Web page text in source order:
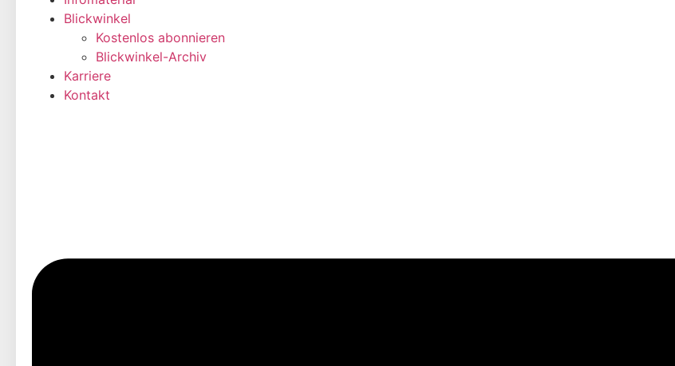
Blickwinkel
Kostenlos abonnieren
Blickwinkel-Archiv
Karriere
Kontakt